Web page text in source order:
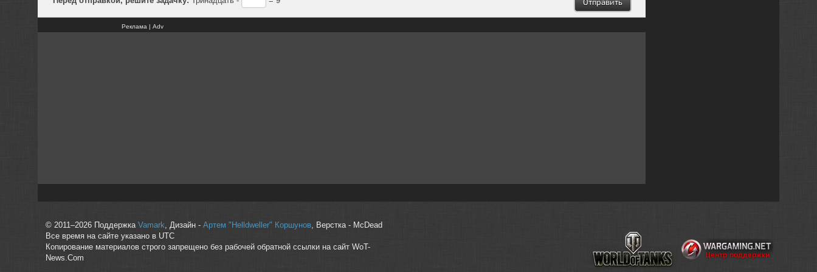
Реклама | Adv
© 2011–2026 Поддержка Vamark , Дизайн - Артем "Helldweller" Коршунов, Верстка - McDead
Все время на сайте указано в UTC
Копирование материалов строго запрещено без рабочей обратной ссылки на сайт WoT-
News.Com